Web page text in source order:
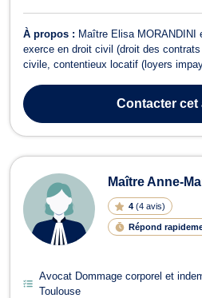
À propos : Maître Elisa MORANDINI
exerce en droit civil (droit des
civile, contentieux locatif (loyers
en droit de la famille (séparation,
résid...
Contactercet
Maître Anne-
4 (4 avis)
Répond
Avocat Dommage corporel et
Toulouse